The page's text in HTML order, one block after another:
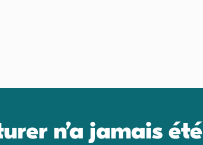
n’a jamais été